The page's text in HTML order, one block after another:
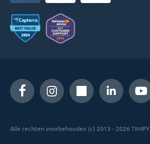
Alle rechten voorbehouden (c) 2013 - 2026 TIMIFY